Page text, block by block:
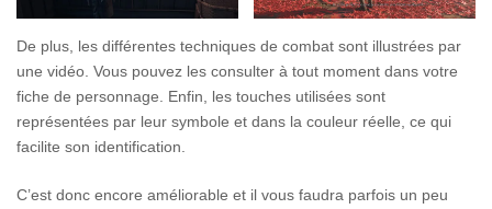
De plus, les différentes techniques de combat sont illustrées par
une vidéo. Vous pouvez les consulter à tout moment dans votre
fiche de personnage. Enfin, les touches utilisées sont
représentées par leur symbole et dans la couleur réelle, ce qui
facilite son identification.
C’est donc encore améliorable et il vous faudra parfois un peu